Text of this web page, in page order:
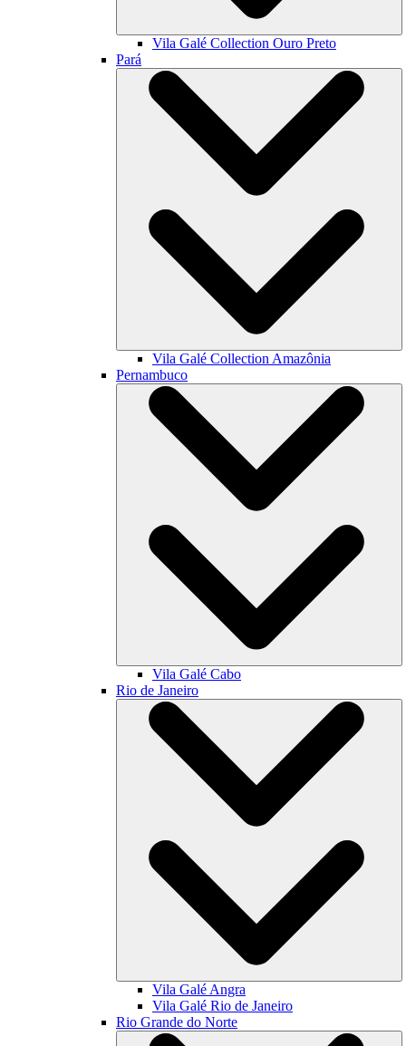
Vila Galé Collection Ouro Preto
Pará
Vila Galé Collection Amazônia
Pernambuco
Vila Galé Cabo
Rio de Janeiro
Vila Galé Angra
Vila Galé Rio de Janeiro
Rio Grande do Norte